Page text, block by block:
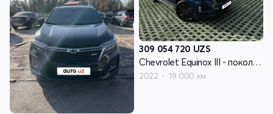
309 054 720 UZS
Chevrolet Equinox III - поколение рестайлинг
2022 19 000 км